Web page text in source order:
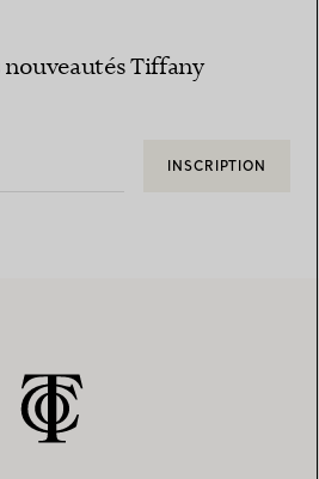
nouveautés Tiffany
INSCRIPTION